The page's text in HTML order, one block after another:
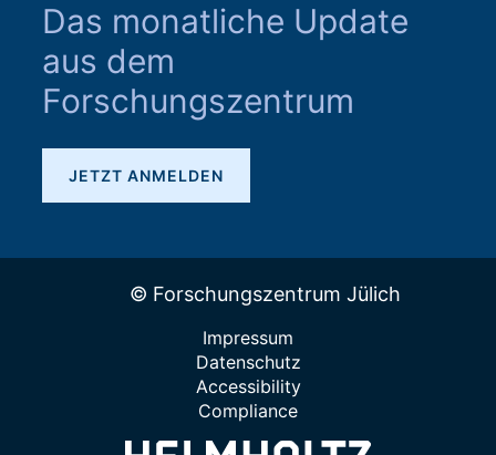
Das monatliche Update
aus dem
Forschungszentrum
JETZT ANMELDEN
© Forschungszentrum Jülich
Impressum
Datenschutz
Accessibility
Compliance